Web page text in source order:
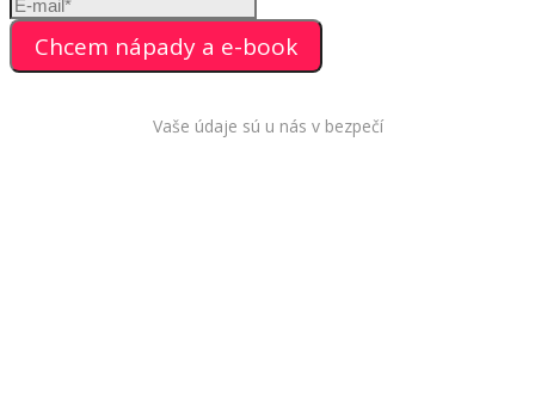
Chcem nápady a e-book
Vaše údaje sú u nás v bezpečí